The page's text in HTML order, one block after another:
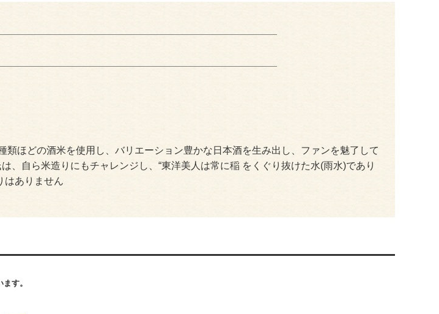
類ほどの酒米を使用し、バリエーション豊かな日本酒を生み出し、ファンを魅了して
、自ら米造りにもチャレンジし、“東洋美人は常に稲 をくぐり抜けた水(雨水)であり
はありません
す。